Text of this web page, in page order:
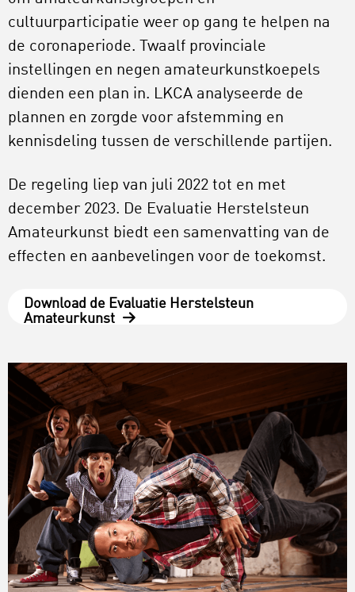
cultuurparticipatie weer op gang te helpen na
de coronaperiode. Twaalf provinciale
instellingen en negen amateurkunstkoepels
dienden een plan in. LKCA analyseerde de
plannen en zorgde voor afstemming en
kennisdeling tussen de verschillende partijen.
De regeling liep van juli 2022 tot en met
december 2023. De Evaluatie Herstelsteun
Amateurkunst biedt een samenvatting van de
effecten en aanbevelingen voor de toekomst.
Download de Evaluatie Herstelsteun
Amateurkunst